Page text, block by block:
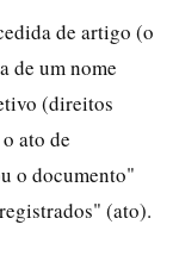
de artigo (o
de um nome
(direitos
ato de
o documento"
(ato).